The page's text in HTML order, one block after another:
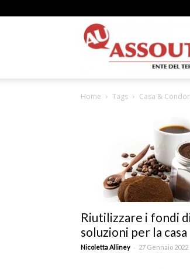
Home Tags Casa &
Riutilizzare i fondi
soluzioni per la casa
Nicoletta Alliney - 27 Gennaio 2022